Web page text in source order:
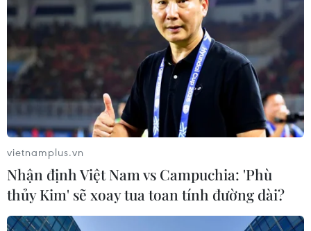
vietnamplus.vn
Nhận định Việt Nam vs Campuchia: 'Phù
thủy Kim' sẽ xoay tua toan tính đường dài?